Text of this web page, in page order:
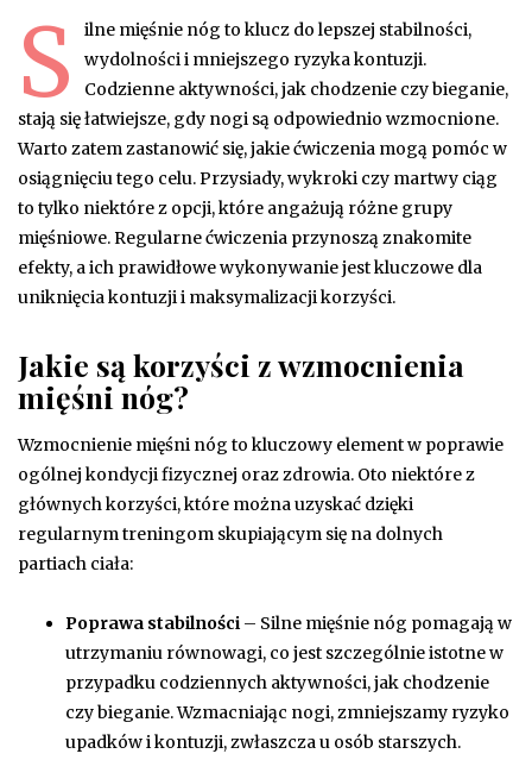
S
ilne mięśnie nóg to klucz do lepszej stabilności,
wydolności i mniejszego ryzyka kontuzji.
Codzienne aktywności, jak chodzenie czy bieganie,
stają się łatwiejsze, gdy nogi są odpowiednio wzmocnione.
Warto zatem zastanowić się, jakie ćwiczenia mogą pomóc w
osiągnięciu tego celu. Przysiady, wykroki czy martwy ciąg
to tylko niektóre z opcji, które angażują różne grupy
mięśniowe. Regularne ćwiczenia przynoszą znakomite
efekty, a ich prawidłowe wykonywanie jest kluczowe dla
uniknięcia kontuzji i maksymalizacji korzyści.
Jakie są korzyści z wzmocnienia
mięśni nóg?
Wzmocnienie mięśni nóg to kluczowy element w poprawie
ogólnej kondycji fizycznej oraz zdrowia. Oto niektóre z
głównych korzyści, które można uzyskać dzięki
regularnym treningom skupiającym się na dolnych
partiach ciała:
Poprawa stabilności – Silne mięśnie nóg pomagają w
utrzymaniu równowagi, co jest szczególnie istotne w
przypadku codziennych aktywności, jak chodzenie
czy bieganie. Wzmacniając nogi, zmniejszamy ryzyko
upadków i kontuzji, zwłaszcza u osób starszych.